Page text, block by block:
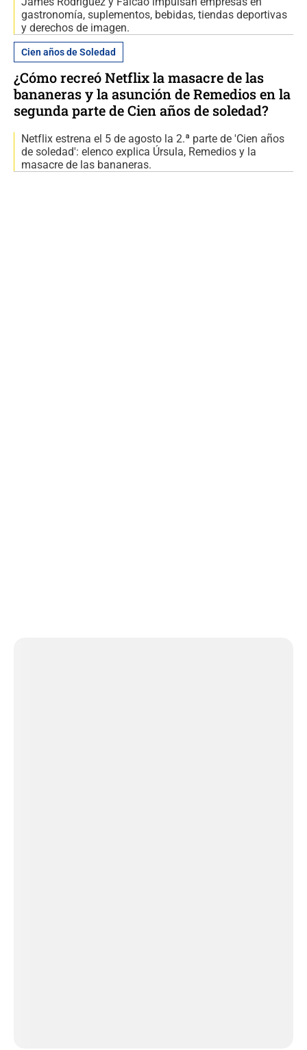
gastronomía, suplementos, bebidas, tiendas deportivas
y derechos de imagen.
Cien años de Soledad
¿Cómo recreó Netflix la masacre de las
bananeras y la asunción de Remedios en la
segunda parte de Cien años de soledad?
Netflix estrena el 5 de agosto la 2.ª parte de 'Cien años
de soledad': elenco explica Úrsula, Remedios y la
masacre de las bananeras.